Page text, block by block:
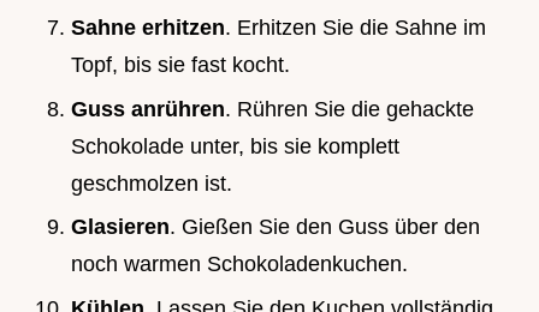
Sahne erhitzen. Erhitzen Sie die Sahne im
Topf, bis sie fast kocht.
Guss anrühren. Rühren Sie die gehackte
Schokolade unter, bis sie komplett
geschmolzen ist.
Glasieren. Gießen Sie den Guss über den
noch warmen Schokoladenkuchen.